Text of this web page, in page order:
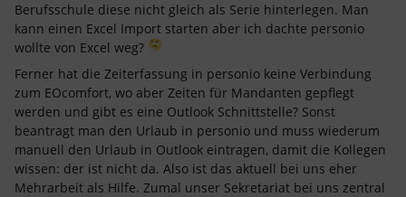
Berufsschule diese nicht gleich als Serie hinterlegen. Man
kann einen Excel Import starten aber ich dachte personio
wollte von Excel weg?
Ferner hat die Zeiterfassung in personio keine Verbindung
zum EOcomfort, wo aber Zeiten für Mandanten gepflegt
werden und gibt es eine Outlook Schnittstelle? Sonst
beantragt man den Urlaub in personio und muss wiederum
manuell den Urlaub in Outlook eintragen, damit die Kollegen
wissen: der ist nicht da. Also ist das aktuell bei uns eher
Mehrarbeit als Hilfe. Zumal unser Sekretariat bei uns zentral